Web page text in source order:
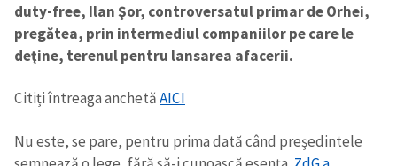
duty-free, Ilan Şor, controversatul primar de Orhei,
pregătea, prin intermediul companiilor pe care le
deţine, terenul pentru lansarea afacerii.
Citiți întreaga anchetăAICI
Nu este, se pare, pentru prima dată când președintele